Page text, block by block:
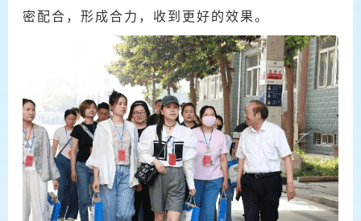
密配合，形成合力，收到更好的效果。